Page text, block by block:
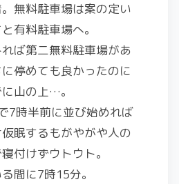
無料駐車場は案の定い
有料駐車場へ。
ば第二無料駐車場があ
停めても良かったのに
山の上…。
7時半前に並び始めれば
眠するもがやがや人の
付けずウトウト。
間に7時15分。